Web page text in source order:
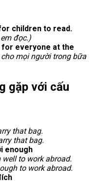
children to read.
đọc.)
for everyone at the
mọi người trong bữa
gặp với cấu
that bag.
that bag.
enough
well to work abroad.
to work abroad.